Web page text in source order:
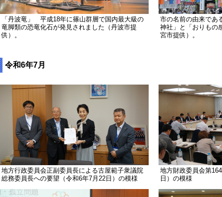
「丹波竜」 平成18年に篠山群層で国内最大級の
竜脚類の恐竜化石が発見されました（丹波市提
供）。
市の名前の由来であ
神社」と「おりもの
宮市提供）。
令和6年7月
地方行政委員会正副委員長による古屋範子衆議院
総務委員長への要望（令和6年7月22日）の模様
地方財政委員会第
日）の模様